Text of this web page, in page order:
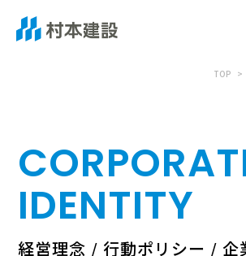
TOP
IDENTITY
経営理念 / 行動ポリシー / 企